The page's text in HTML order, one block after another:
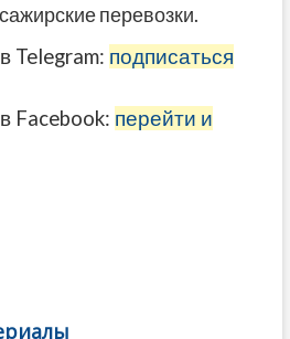
перевозки.
Telegram: подписаться
Facebook: перейти и